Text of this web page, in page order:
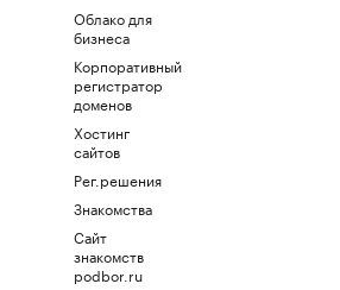
Облако для
бизнеса
Корпоративный
регистратор
доменов
Хостинг
сайтов
Рег.решения
Знакомства
Сайт
знакомств
podbor.ru